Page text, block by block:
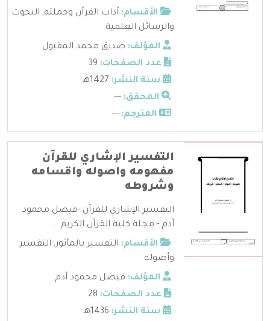
الأقسام: آداب القرآن وحملته, البحوث
والرسائل العلمية
المؤلف: صديق محمد المقبول
عدد الصفحات:
سنة النشر:
المحقق: ---
المترجم: ---
التفسير الإشاري للقرآن
مفهومه واصوله واقسامه
وشروطه
التفسير الإشاري للقرآن -فيصل محمود
آدم - مجلة كلية القرآن الكريم ...
الأقسام: التفسير بالمأثور, التفسير
وأصوله
المؤلف: فيصل محمود آدم
عدد الصفحات:
سنة النشر: